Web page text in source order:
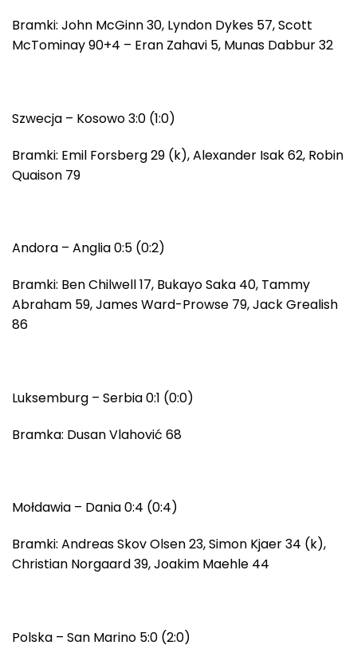
Bramki: John McGinn 30, Lyndon Dykes 57, Scott
McTominay 90+4 – Eran Zahavi 5, Munas Dabbur 32
Szwecja – Kosowo 3:0 (1:0)
Bramki: Emil Forsberg 29 (k), Alexander Isak 62, Robin
Quaison 79
Andora – Anglia 0:5 (0:2)
Bramki: Ben Chilwell 17, Bukayo Saka 40, Tammy
Abraham 59, James Ward-Prowse 79, Jack Grealish
86
Luksemburg – Serbia 0:1 (0:0)
Bramka: Dusan Vlahović 68
Mołdawia – Dania 0:4 (0:4)
Bramki: Andreas Skov Olsen 23, Simon Kjaer 34 (k),
Christian Norgaard 39, Joakim Maehle 44
Polska – San Marino 5:0 (2:0)